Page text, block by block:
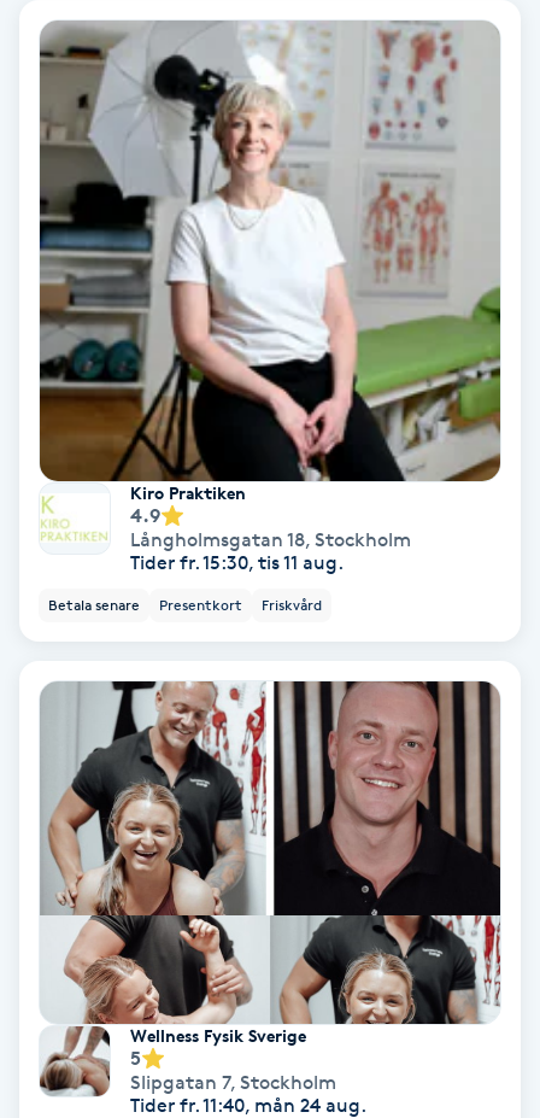
Kärlbehandling
Laserbehandling
Lashlift Keratin
LED-ljusterapi
Liktornar
LPG
LPG-behandling
LPG-massage
Läpptatuering
Makeup
Manikyr & Pedikyr
Massage
Medial vägledning
Medicinsk massage
Kiro Praktiken
4.9
Långholmsgatan 18, Stockholm
Tider fr. 15:30, tis 11 aug.
Betala senare Presentkort Friskvård
Wellness Fysik Sverige
5
Slipgatan 7, Stockholm
Tider fr. 11:40, mån 24 aug.